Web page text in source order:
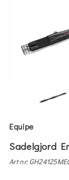
Equipe
Sadelgjord
Art nr: